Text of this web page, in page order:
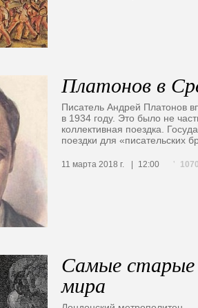
Платонов в
Писатель Андрей Платонов
в 1934 году. Это было не
коллективная поездка.
поездки для «писательских
11 марта 2018 г. 12:00
Самые
мира